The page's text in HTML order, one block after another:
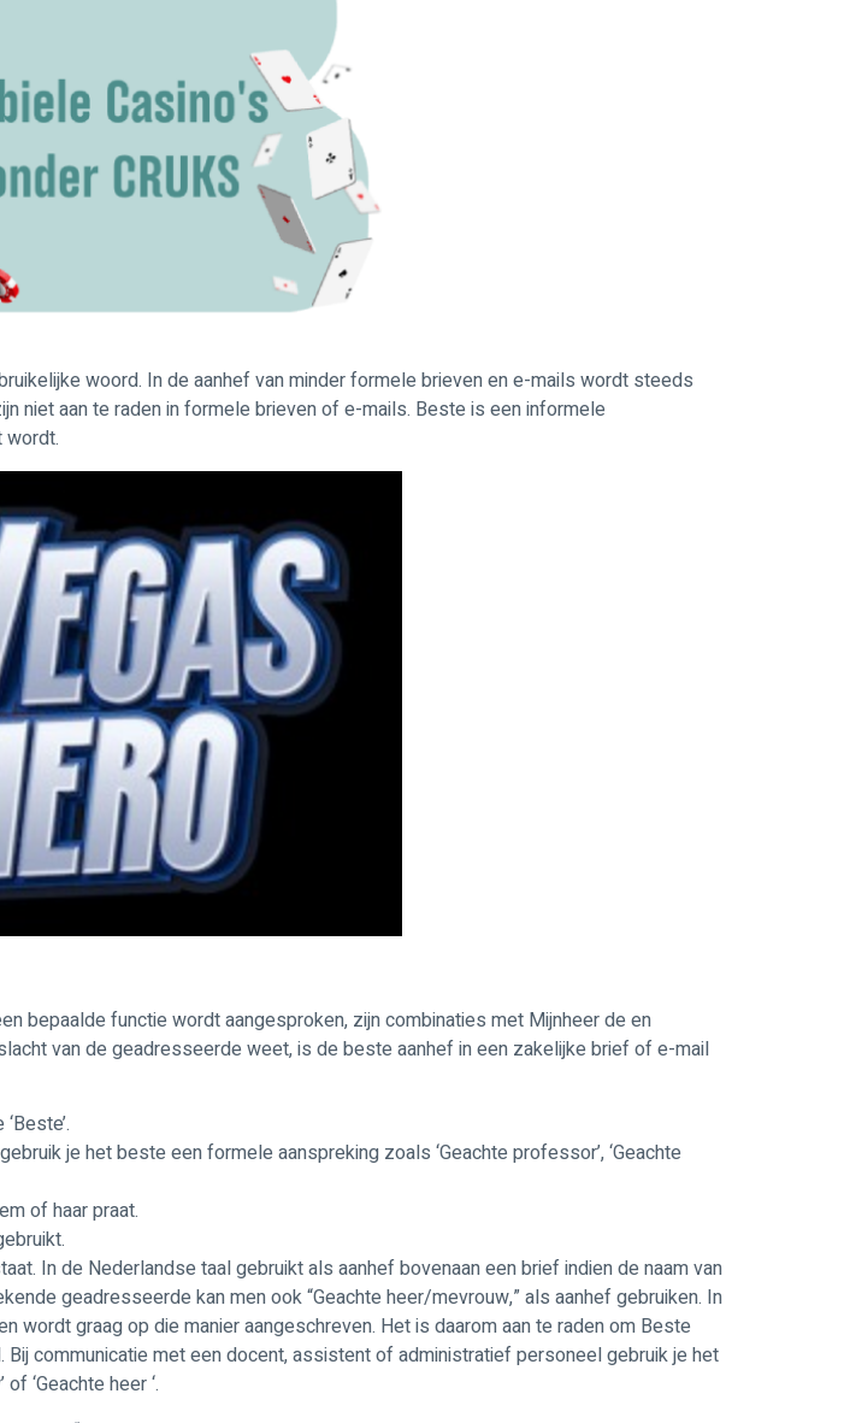
woord. In de aanhef van minder formele brieven en e-mails wordt steeds
niet aan te raden in formele brieven of e-mails. Beste is een informele
wordt.
bepaalde functie wordt aangesproken, zijn combinaties met Mijnheer de en
van de geadresseerde weet, is de beste aanhef in een zakelijke brief of e-mail
je het beste een formele aanspreking zoals ‘Geachte professor’, ‘Geachte
of haar praat.
In de Nederlandse taal gebruikt als aanhef bovenaan een brief indien de naam van
geadresseerde kan men ook “Geachte heer/mevrouw,” als aanhef gebruiken. In
graag op die manier aangeschreven. Het is daarom aan te raden om Beste
communicatie met een docent, assistent of administratief personeel gebruik je het
‘Geachte heer ‘.